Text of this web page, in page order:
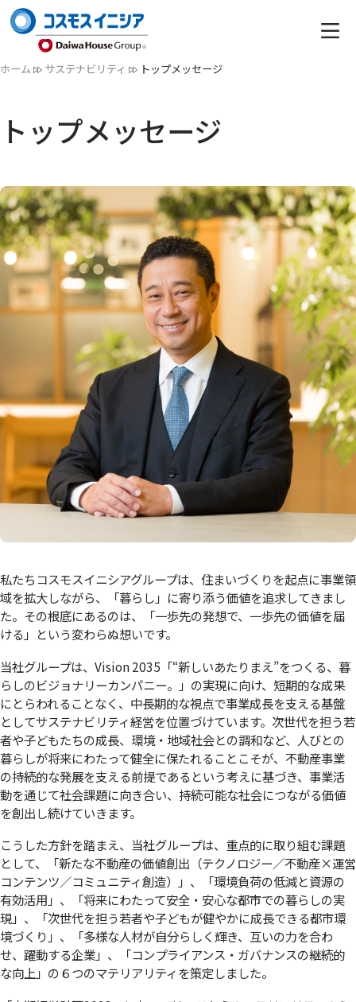
ホーム サステナビリティ トップメッセージ
トップメッセージ
私たちコスモスイニシアグループは、住まいづくりを起点に事業領
域を拡大しながら、「暮らし」に寄り添う価値を追求してきまし
た。その根底にあるのは、「一歩先の発想で、一歩先の価値を届
ける」という変わらぬ想いです。
当社グループは、Vision 2035「“新しいあたりまえ”をつくる、暮
らしのビジョナリーカンパニー。」の実現に向け、短期的な成果
にとらわれることなく、中長期的な視点で事業成長を支える基盤
としてサステナビリティ経営を位置づけています。次世代を担う若
者や子どもたちの成長、環境・地域社会との調和など、人びとの
暮らしが将来にわたって健全に保たれることこそが、不動産事業
の持続的な発展を支える前提であるという考えに基づき、事業活
動を通じて社会課題に向き合い、持続可能な社会につながる価値
を創出し続けていきます。
こうした方針を踏まえ、当社グループは、重点的に取り組む課題
として、「新たな不動産の価値創出（テクノロジー／不動産×運営
コンテンツ／コミュニティ創造）」、「環境負荷の低減と資源の
有効活用」、「将来にわたって安全・安心な都市での暮らしの実
現」、「次世代を担う若者や子どもが健やかに成長できる都市環
境づくり」、「多様な人材が自分らしく輝き、互いの力を合わ
せ、躍動する企業」、「コンプライアンス・ガバナンスの継続的
な向上」の６つのマテリアリティを策定しました。